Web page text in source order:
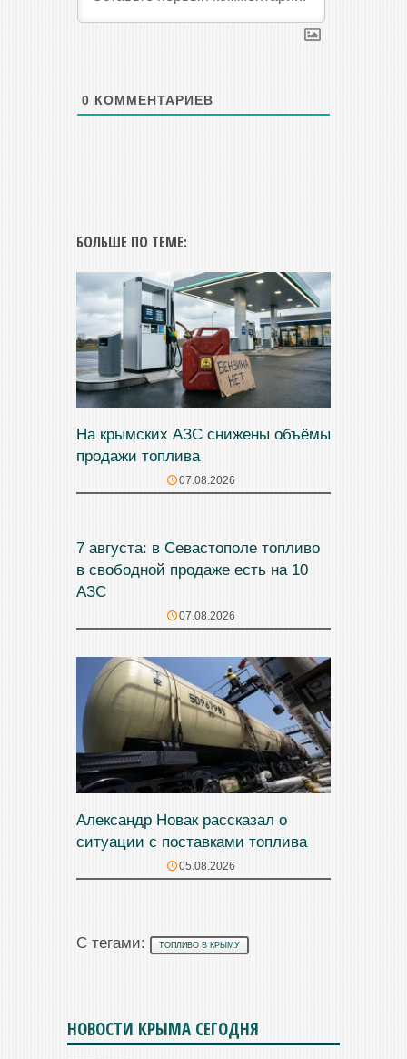
0 КОММЕНТАРИЕВ
БОЛЬШЕ ПО ТЕМЕ:
На крымских АЗС снижены объёмы
продажи топлива
07.08.2026
7 августа: в Севастополе топливо
в свободной продаже есть на 10
АЗС
07.08.2026
Александр Новак рассказал о
ситуации с поставками топлива
05.08.2026
С тегами: ТОПЛИВО В КРЫМУ
НОВОСТИ КРЫМА СЕГОДНЯ